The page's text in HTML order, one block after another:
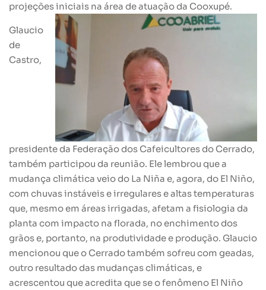
projeções iniciais na área de atuação da Cooxupé.
Glaucio
de
Castro,
presidente da Federação dos Cafeicultores do Cerrado,
também participou da reunião. Ele lembrou que a
mudança climática veio do La Niña e, agora, do El Niño,
com chuvas instáveis e irregulares e altas temperaturas
que, mesmo em áreas irrigadas, afetam a fisiologia da
planta com impacto na florada, no enchimento dos
grãos e, portanto, na produtividade e produção. Glaucio
mencionou que o Cerrado também sofreu com geadas,
outro resultado das mudanças climáticas, e
acrescentou que acredita que se o fenômeno El Niño